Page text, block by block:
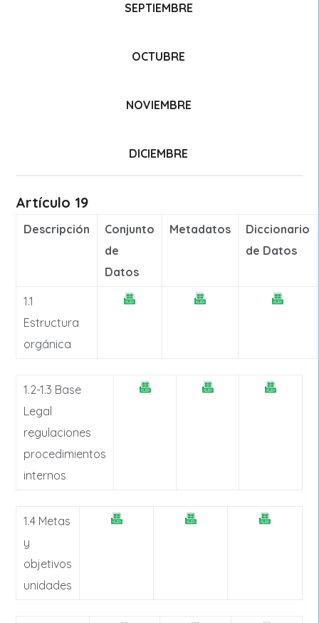
SEPTIEMBRE
OCTUBRE
NOVIEMBRE
DICIEMBRE
Artículo 19
Descripción
Conjunto
de
Datos
Metadatos
Diccionario
de Datos
1.1
Estructura
orgánica
1.2-1.3 Base
Legal
regulaciones
procedimientos
internos
1.4 Metas
y
objetivos
unidades